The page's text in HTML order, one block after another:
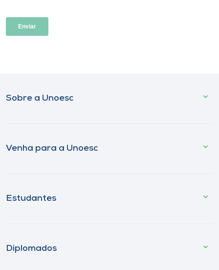
Sobre a Unoesc
Venha para a Unoesc
Estudantes
Diplomados